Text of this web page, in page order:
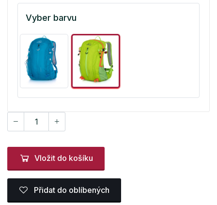
Vyber barvu
Vložit do košíku
Přidat do oblíbených